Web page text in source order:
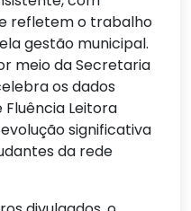
refletem o trabalho
gestão municipal.
meio da Secretaria
os dados
Fluência Leitora
significativa
da rede